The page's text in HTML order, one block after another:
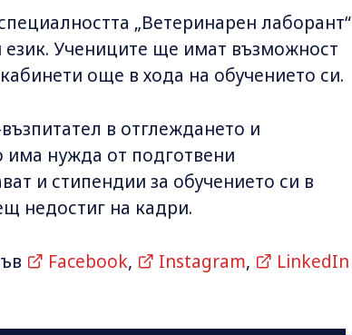
„Ветеринарен лаборант“
език. Учениците ще имат възможност
още в хода на обучението си.
в отглеждането и
има нужда от подготвени
и стипендии за обучението си в
недостиг на кадри.
Facebook, Instagram,
LinkedIn